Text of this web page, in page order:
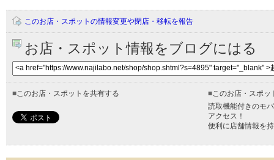
このお店・スポットの情報変更や閉店・移転を報告
お店・スポット情報をブログにはる
■ このお店・スポットを共有する ■ このお店・スポ
読取機能付きのモ
アクセス！
便利に店舗情報を